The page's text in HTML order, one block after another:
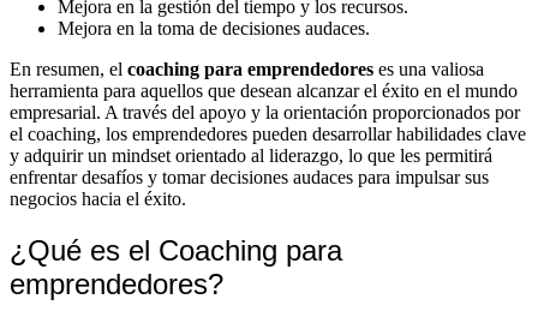
Mejora en la gestión del tiempo y los recursos.
Mejora en la toma de decisiones audaces.
En resumen, el coaching para emprendedores es una valiosa
herramienta para aquellos que desean alcanzar el éxito en el mundo
empresarial. A través del apoyo y la orientación proporcionados por
el coaching, los emprendedores pueden desarrollar habilidades clave
y adquirir un mindset orientado al liderazgo, lo que les permitirá
enfrentar desafíos y tomar decisiones audaces para impulsar sus
negocios hacia el éxito.
¿Qué es el Coaching para
emprendedores?